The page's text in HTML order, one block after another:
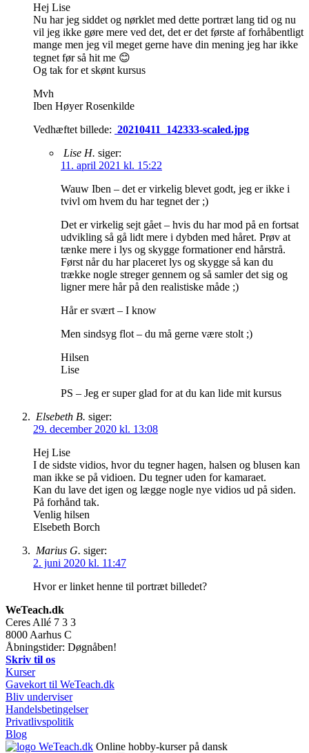
Hej Lise
Nu har jeg siddet og nørklet med dette portræt lang tid og nu
vil jeg ikke gøre mere ved det, det er det første af forhåbentligt
mange men jeg vil meget gerne have din mening jeg har ikke
tegnet før så hit me 😊
Og tak for et skønt kursus
Mvh
Iben Høyer Rosenkilde
Vedhæftet billede: 20210411_142333-scaled.jpg
Lise H. siger:
11. april 2021 kl. 15:22
Wauw Iben – det er virkelig blevet godt, jeg er ikke i
tvivl om hvem du har tegnet der ;)
Det er virkelig sejt gået – hvis du har mod på en fortsat
udvikling så gå lidt mere i dybden med håret. Prøv at
tænke mere i lys og skygge formationer end hårstrå.
Først når du har placeret lys og skygge så kan du
trække nogle streger gennem og så samler det sig og
ligner mere hår på den realistiske måde ;)
Hår er svært – I know
Men sindsyg flot – du må gerne være stolt ;)
Hilsen
Lise
PS – Jeg er super glad for at du kan lide mit kursus
Elsebeth B. siger:
29. december 2020 kl. 13:08
Hej Lise
I de sidste vidios, hvor du tegner hagen, halsen og blusen kan
man ikke se på vidioen. Du tegner uden for kamaraet.
Kan du lave det igen og lægge nogle nye vidios ud på siden.
På forhånd tak.
Venlig hilsen
Elsebeth Borch
Marius G. siger:
2. juni 2020 kl. 11:47
Hvor er linket henne til portræt billedet?
WeTeach.dk
Ceres Allé 7 3 3
8000 Aarhus C
Åbningstider: Døgnåben!
Skriv til os
Kurser
Gavekort til WeTeach.dk
Bliv underviser
Handelsbetingelser
Privatlivspolitik
Blog
Online hobby-kurser på dansk